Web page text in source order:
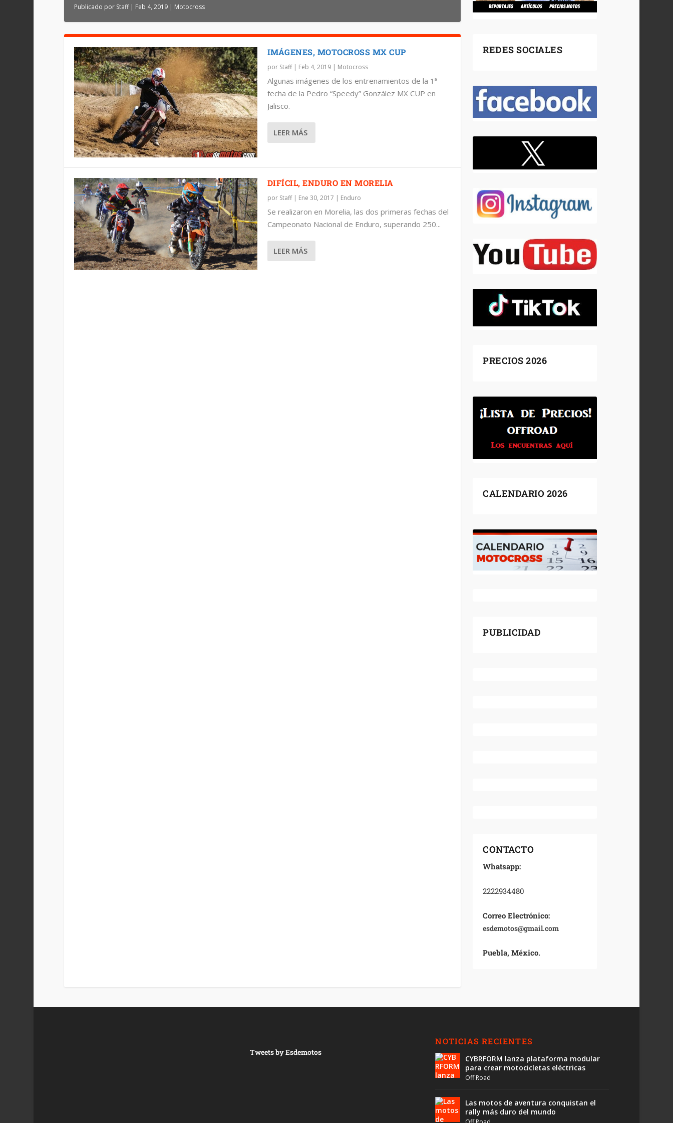
Publicado por Staff| Feb 4, 2019| Motocross
DIFÍCIL, ENDURO EN MORELIA
Publicado porStaff|Ene 30, 2017|Enduro
IMÁGENES, MOTOCROSS MX CUP
por Staff| Feb 4, 2019| Motocross
Algunas imágenes de los entrenamientos de la 1ª
fecha de la Pedro “Speedy” González MX CUP en
Jalisco.
LEER MÁS
DIFÍCIL, ENDURO EN MORELIA
por Staff| Ene 30, 2017 | Enduro
Se realizaron en Morelia, las dos primeras fechas del
Campeonato Nacional de Enduro, superando 250...
LEER MÁS
REDES SOCIALES
PRECIOS 2026
CALENDARIO 2026
PUBLICIDAD
CONTACTO
Whatsapp:
2222934480
Correo Electrónico:
esdemotos@gmail.com
Puebla, México.
Tweets by Esdemotos
NOTICIAS RECIENTES
CYBRFORM lanza plataforma modular
para crear motocicletas eléctricas
Off Road
Las motos de aventura conquistan el
rally más duro del mundo